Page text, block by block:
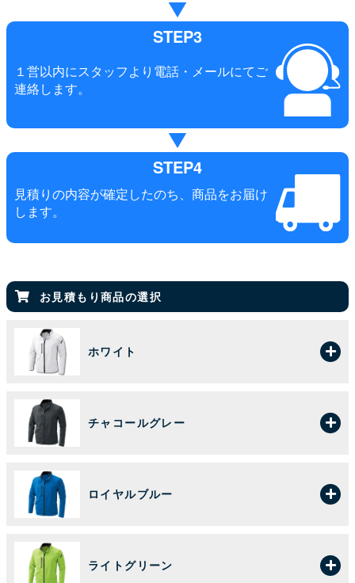
STEP3
１営以内にスタッフより電話・メールにてご
連絡します。
STEP4
見積りの内容が確定したのち、商品をお届け
します。
お見積もり商品の選択
ホワイト
チャコールグレー
ロイヤルブルー
ライトグリーン